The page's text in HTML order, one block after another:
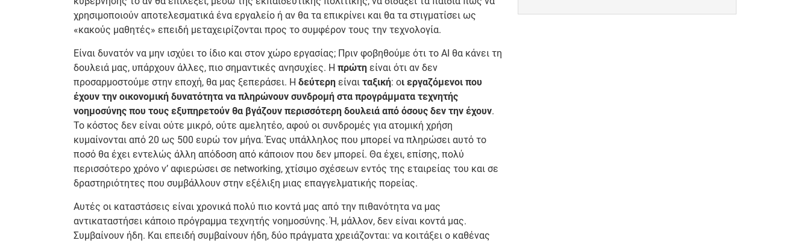
χρησιμοποιούν αποτελεσματικά ένα εργαλείο ή αν θα τα επικρίνει και θα τα στιγματίσει ως
«κακούς μαθητές» επειδή μεταχειρίζονται προς το συμφέρον τους την τεχνολογία.
Είναι δυνατόν να μην ισχύει το ίδιο και στον χώρο εργασίας; Πριν φοβηθούμε ότι το AI θα κάνει τη
δουλειά μας, υπάρχουν άλλες, πιο σημαντικές ανησυχίες. Η πρώτη είναι ότι αν δεν
προσαρμοστούμε στην εποχή, θα μας ξεπεράσει. Η δεύτερη είναι ταξική: οι εργαζόμενοι που
έχουν την οικονομική δυνατότητα να πληρώνουν συνδρομή στα προγράμματα τεχνητής
νοημοσύνης που τους εξυπηρετούν θα βγάζουν περισσότερη δουλειά από όσους δεν την έχουν.
Το κόστος δεν είναι ούτε μικρό, ούτε αμελητέο, αφού οι συνδρομές για ατομική χρήση
κυμαίνονται από 20 ως 500 ευρώ τον μήνα. Ένας υπάλληλος που μπορεί να πληρώσει αυτό το
ποσό θα έχει εντελώς άλλη απόδοση από κάποιον που δεν μπορεί. Θα έχει, επίσης, πολύ
περισσότερο χρόνο ν’ αφιερώσει σε networking, χτίσιμο σχέσεων εντός της εταιρείας του και σε
δραστηριότητες που συμβάλλουν στην εξέλιξη μιας επαγγελματικής πορείας.
Αυτές οι καταστάσεις είναι χρονικά πολύ πιο κοντά μας από την πιθανότητα να μας
αντικαταστήσει κάποιο πρόγραμμα τεχνητής νοημοσύνης. Ή, μάλλον, δεν είναι κοντά μας.
Συμβαίνουν ήδη. Και επειδή συμβαίνουν ήδη, δύο πράγματα χρειάζονται: να κοιτάξει ο καθένας